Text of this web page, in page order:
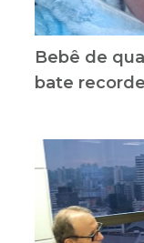
Bebê de
bate